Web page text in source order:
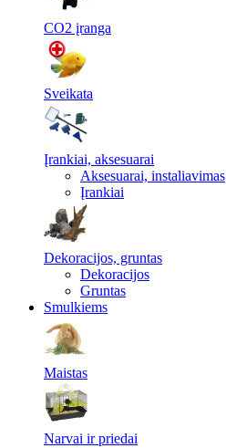
CO2 įranga
Sveikata
Įrankiai, aksesuarai
Aksesuarai, instaliavimas
Įrankiai
Dekoracijos, gruntas
Dekoracijos
Gruntas
Smulkiems
Maistas
Narvai ir priedai